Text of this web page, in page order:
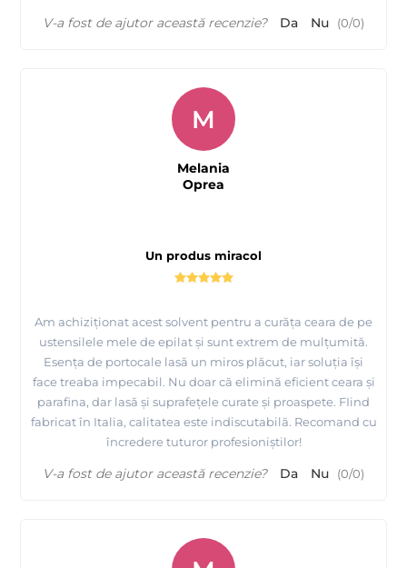
V-a fost de ajutor această recenzie? Da Nu (0/0)
Un produs miracol
Am achiziționat acest solvent pentru a curăța ceara de pe
ustensilele mele de epilat și sunt extrem de mulțumită.
Esența de portocale lasă un miros plăcut, iar soluția își
face treaba impecabil. Nu doar că elimină eficient ceara și
parafina, dar lasă și suprafețele curate și proaspete. FIind
fabricat în Italia, calitatea este indiscutabilă. Recomand cu
încredere tuturor profesioniștilor!
M
Melania
Oprea
V-a fost de ajutor această recenzie? Da Nu (0/0)